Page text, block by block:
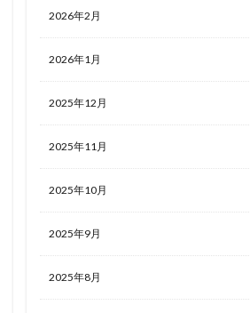
2026年2月
2026年1月
2025年12月
2025年11月
2025年10月
2025年9月
2025年8月